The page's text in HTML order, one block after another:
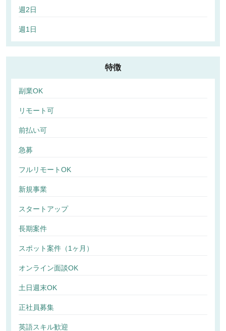
週2日
週1日
特徴
副業OK
リモート可
前払い可
急募
フルリモートOK
新規事業
スタートアップ
長期案件
スポット案件（1ヶ月）
オンライン面談OK
土日週末OK
正社員募集
英語スキル歓迎